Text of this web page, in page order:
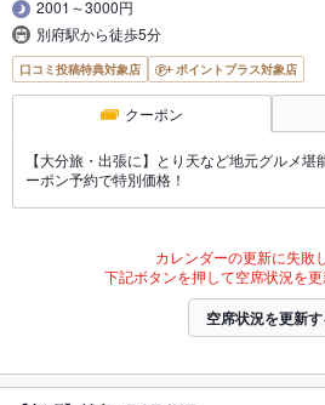
2001～3000円
別府駅から徒歩5分
口コミ投稿特典対象店 ポイントプラス対象店
クーポン
【大分旅・出張に】とり天など地元グルメ
ーポン予約で特別価格！
カレンダーの更新に失敗
下記ボタンを押して空席状況を更
空席状況を更新